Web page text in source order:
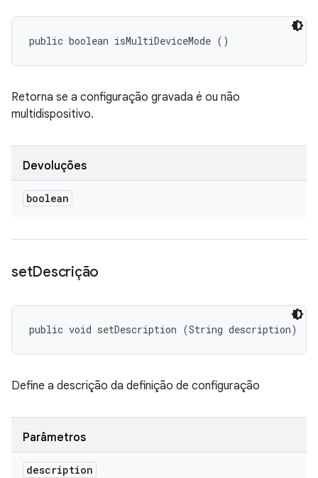
public boolean isMultiDeviceMode ()
Retorna se a configuração gravada é ou não
multidispositivo.
Devoluções
boolean
setDescrição
public void setDescription (String description)
Define a descrição da definição de configuração
Parâmetros
description